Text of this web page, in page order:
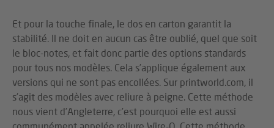
Et pour la touche finale, le dos en carton garantit la
stabilité. Il ne doit en aucun cas être oublié, quel que soit
le bloc-notes, et fait donc partie des options standards
pour tous nos modèles. Cela s’applique également aux
versions qui ne sont pas encollées. Sur printworld.com, il
s’agit des modèles avec reliure à peigne. Cette méthode
nous vient d’Angleterre, c’est pourquoi elle est aussi